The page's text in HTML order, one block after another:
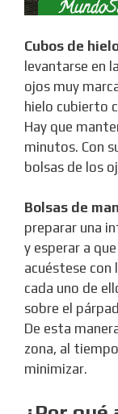
Cubos de
levantarse en
ojos muy
hielo cubierto
Hay que
minutos. Con
bolsas de los
Bolsas de
preparar una
y esperar a
acuéstese con
cada uno de
sobre el
De esta
zona, al
minimizar.